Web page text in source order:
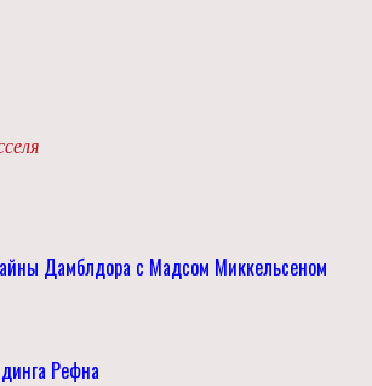
Дамблдора с Мадсом Миккельсеном
Рефна